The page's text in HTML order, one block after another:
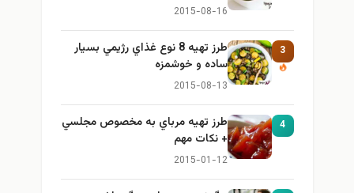
2015-08-16
3
طرز تهيه 8 نوع غذاي رژيمي بسيار
ساده و خوشمزه
2015-08-13
4
طرز تهيه مرباي به مخصوص مجلسي
+ نكات مهم
2015-01-12